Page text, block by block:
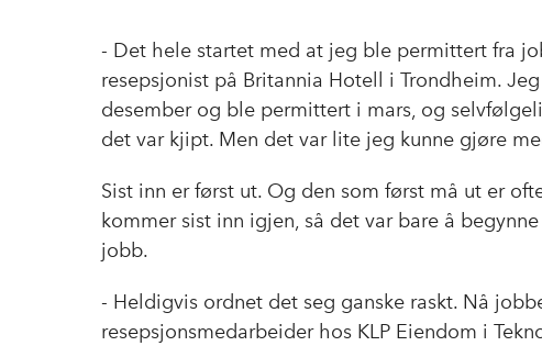
- Det hele startet med at jeg ble permittert fra
resepsjonist på Britannia Hotell i Trondheim.
desember og ble permittert i mars, og
det var kjipt. Men det var lite jeg kunne gjøre
Sist inn er først ut. Og den som først må ut er
kommer sist inn igjen, så det var bare å
jobb.
- Heldigvis ordnet det seg ganske raskt. Nå
resepsjonsmedarbeider hos KLP Eiendom i